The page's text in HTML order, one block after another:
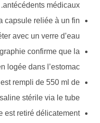
antécédents médicaux.
capsule reliée à un fin
avec un verre d’eau.
confirme que la
logée dans l’estomac.
rempli de 550 ml de
stérile via le tube.
est retiré délicatement